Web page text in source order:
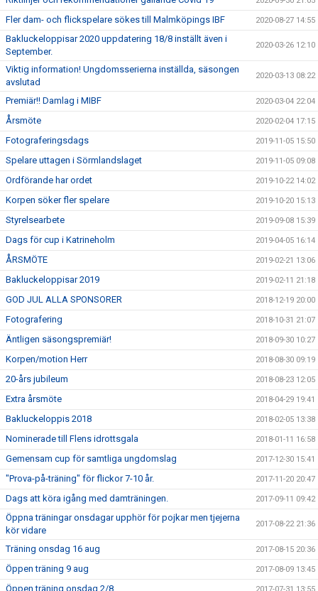
Fler dam- och flickspelare sökes till Malmköpings IBF 2020-08-27 14:55
Bakluckeloppisar 2020 uppdatering 18/8 inställt även i
September.
2020-03-26 12:10
Viktig information! Ungdomsserierna inställda, säsongen
avslutad
2020-03-13 08:22
Premiär!! Damlag i MIBF 2020-03-04 22:04
Årsmöte 2020-02-04 17:15
Fotograferingsdags 2019-11-05 15:50
Spelare uttagen i Sörmlandslaget 2019-11-05 09:08
Ordförande har ordet 2019-10-22 14:02
Korpen söker fler spelare 2019-10-20 15:13
Styrelsearbete 2019-09-08 15:39
Dags för cup i Katrineholm 2019-04-05 16:14
ÅRSMÖTE 2019-02-21 13:06
Bakluckeloppisar 2019 2019-02-11 21:18
GOD JUL ALLA SPONSORER 2018-12-19 20:00
Fotografering 2018-10-31 21:07
Äntligen säsongspremiär! 2018-09-30 10:27
Korpen/motion Herr 2018-08-30 09:19
20-års jubileum 2018-08-23 12:05
Extra årsmöte 2018-04-29 19:41
Bakluckeloppis 2018 2018-02-05 13:38
Nominerade till Flens idrottsgala 2018-01-11 16:58
Gemensam cup för samtliga ungdomslag 2017-12-30 15:41
"Prova-på-träning" för flickor 7-10 år. 2017-11-20 20:47
Dags att köra igång med damträningen. 2017-09-11 09:42
Öppna träningar onsdagar upphör för pojkar men tjejerna
kör vidare
2017-08-22 21:36
Träning onsdag 16 aug 2017-08-15 20:36
Öppen träning 9 aug 2017-08-09 13:45
Öppen träning onsdag 2/8